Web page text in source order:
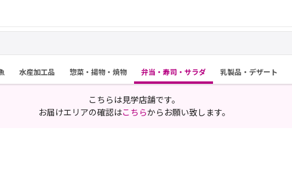
水産加工品 惣菜・揚物・焼物 弁当・寿司・サラダ 乳製品・デザート
こちらは見学店舗です。
お届けエリアの確認はこちらからお願い致します。